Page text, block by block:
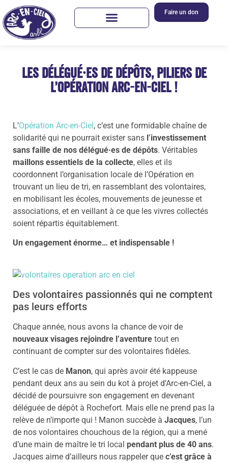
Faire un don
Les délégué·es de dépôts, piliers de
l’Opération Arc-en-Ciel !
L’Opération Arc-en-Ciel, c’est une formidable chaîne de
solidarité qui ne pourrait exister sans l’investissement
sans faille de nos délégué·es de dépôts. Véritables
maillons essentiels de la collecte, elles et ils
coordonnent l’organisation locale de l’Opération en
trouvant un lieu de tri, en rassemblant des volontaires,
en mobilisant les écoles, mouvements de jeunesse et
associations, et en veillant à ce que les vivres collectés
soient répartis équitablement.
Un engagement énorme… et indispensable !
Des volontaires passionnés qui ne comptent
pas leurs efforts
Chaque année, nous avons la chance de voir de
nouveaux visages rejoindre l’aventure tout en
continuant de compter sur des volontaires fidèles.
C’est le cas de Manon, qui après avoir été kappeuse
pendant deux ans au sein du kot à projet d’Arc-en-Ciel, a
décidé de poursuivre son engagement en devenant
déléguée de dépôt à Rochefort. Mais elle ne prend pas la
relève de n’importe qui ! Manon succède à Jacques, l’un
de nos volontaires chouchous de la région, qui a mené
d’une main de maître le tri local pendant plus de 40 ans.
Jacques aime d’ailleurs nous rappeler que c’est grâce à